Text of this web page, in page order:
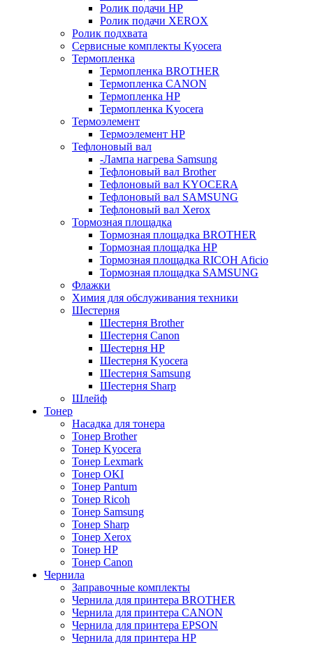
Ролик подачи HP
Ролик подачи XEROX
Ролик подхвата
Сервисные комплекты Kyocera
Термопленка
Термопленка BROTHER
Термопленка CANON
Термопленка HP
Термопленка Kyocera
Термоэлемент
Термоэлемент НР
Тефлоновый вал
-Лампа нагрева Samsung
Тефлоновый вал Brother
Тефлоновый вал KYOCERA
Тефлоновый вал SAMSUNG
Тефлоновый вал Xerox
Тормозная площадка
Тормозная площадка BROTHER
Тормозная площадка HP
Тормозная площадка RICOH Aficio
Тормозная площадка SAMSUNG
Флажки
Химия для обслуживания техники
Шестерня
Шестерня Brother
Шестерня Canon
Шестерня HP
Шестерня Kyocera
Шестерня Samsung
Шестерня Sharp
Шлейф
Тонер
Насадка для тонера
Тонер Brother
Тонер Kyocera
Тонер Lexmark
Тонер OKI
Тонер Pantum
Тонер Ricoh
Тонер Samsung
Тонер Sharp
Тонер Xerox
Тонер НР
Тонер Саnon
Чернила
Заправочные комплекты
Чернила для принтера BROTHER
Чернила для принтера CANON
Чернила для принтера EPSON
Чернила для принтера HP